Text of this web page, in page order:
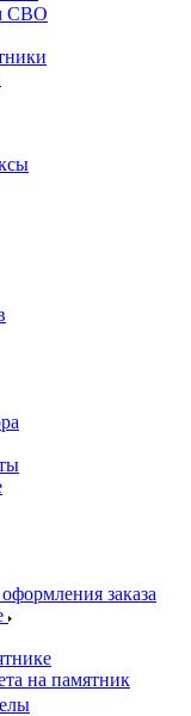
СВО
заказа
на памятник